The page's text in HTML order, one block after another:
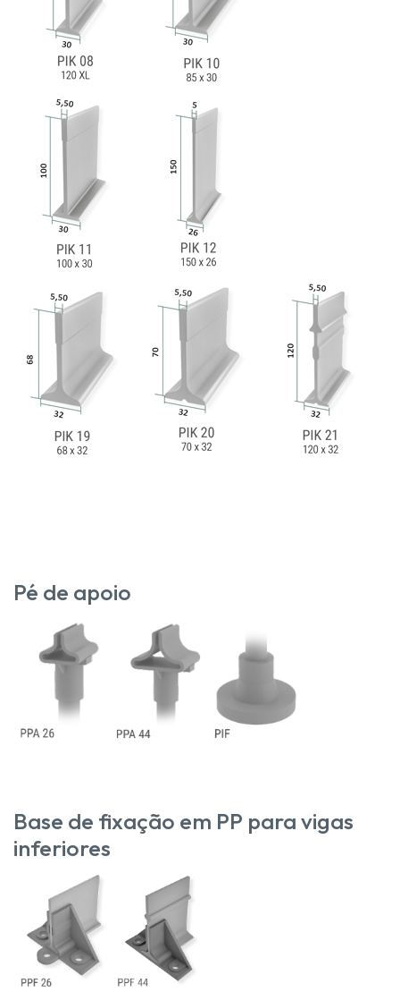
Pé de apoio
Base de fixação em PP para vigas
inferiores